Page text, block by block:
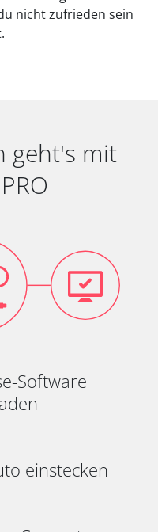
nicht zufrieden sein
geht's mit
Software
einstecken